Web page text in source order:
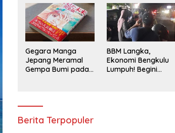
Penggunaan
Bahasa Indonesia
Pengaduan
Masyarakat
Gegara Manga
Jepang Meramal
Gempa Bumi pada
BBM Langka,
Ekonomi Bengkulu
Lumpuh! Begini
Berita Terpopuler